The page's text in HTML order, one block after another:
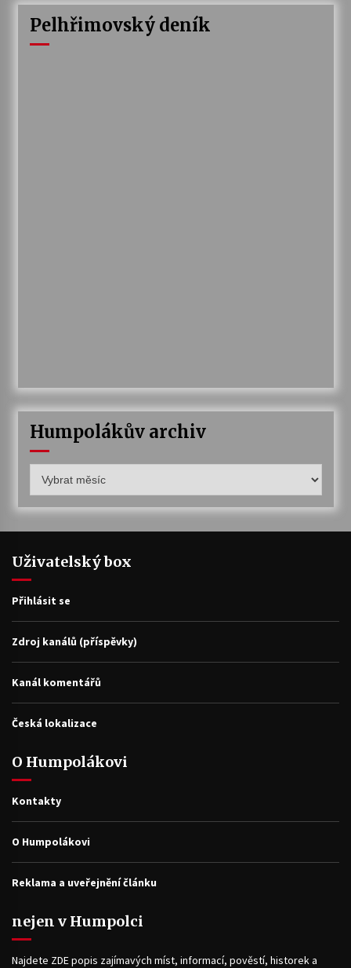
Pelhřimovský deník
Humpolákův archiv
archiv
Uživatelský box
Přihlásit se
Zdroj kanálů (příspěvky)
Kanál komentářů
Česká lokalizace
O Humpolákovi
Kontakty
O Humpolákovi
Reklama a uveřejnění článku
nejen v Humpolci
Najdete ZDE popis zajímavých míst, informací, pověstí, historek a